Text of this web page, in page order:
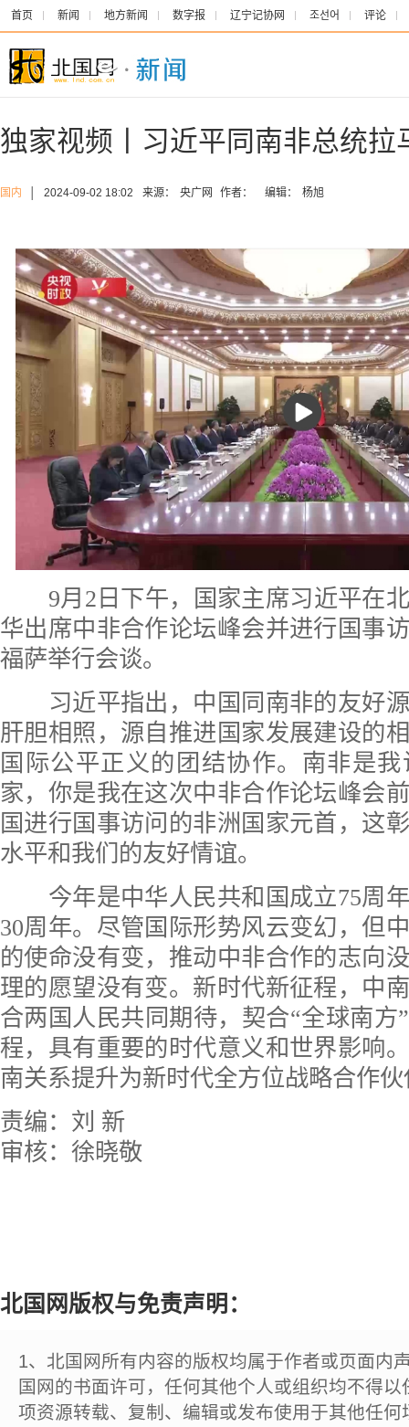
首页 新闻 地方新闻 数字报 辽宁记协网 조선어 评论
独家视频丨习近平同南非总统拉
国内 2024-09-02 18:02 来源： 央广网 作者： 编辑： 杨旭
9月2日下午，国家主席习近平在北
华出席中非合作论坛峰会并进行国事
福萨举行会谈。
习近平指出，中国同南非的友好源
肝胆相照，源自推进国家发展建设的
国际公平正义的团结协作。南非是
家，你是我在这次中非合作论坛峰会
国进行国事访问的非洲国家元首，这
水平和我们的友好情谊。
今年是中华人民共和国成立75周年
30周年。尽管国际形势风云变幻，但
的使命没有变，推动中非合作的志向
理的愿望没有变。新时代新征程，中
合两国人民共同期待，契合“全球南方
程，具有重要的时代意义和世界影响
南关系提升为新时代全方位战略合作
责编：刘 新
审核：徐晓敬
北国网版权与免责声明：
1、北国网所有内容的版权均属于作者或页面内
国网的书面许可，任何其他个人或组织均不得
项资源转载、复制、编辑或发布使用于其他任